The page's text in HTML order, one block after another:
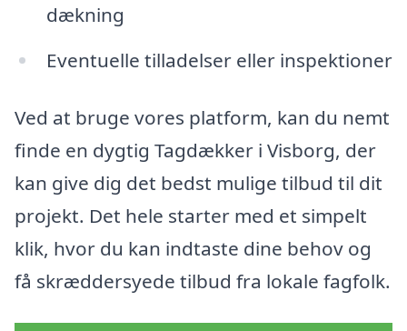
dækning
Eventuelle tilladelser eller inspektioner
Ved at bruge vores platform, kan du nemt
finde en dygtig Tagdækker i Visborg, der
kan give dig det bedst mulige tilbud til dit
projekt. Det hele starter med et simpelt
klik, hvor du kan indtaste dine behov og
få skræddersyede tilbud fra lokale fagfolk.